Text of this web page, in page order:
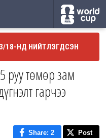
18-НД НИЙТЛЭГДСЭН
руу төмөр зам
гарчээ
Share: 2 Post